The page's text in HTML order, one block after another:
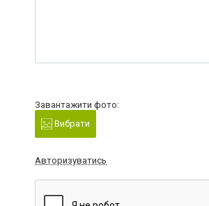
Завантажити фото:
Вибрати
Авторизуватись